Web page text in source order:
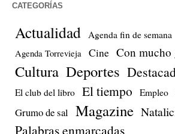
CATEGORÍAS
Actualidad Agenda fin de semana
Agenda Torrevieja Cine Con mucho
Cultura Deportes
El club del libro El tiempo Empleo
Grumo de sal Magazine
Palabras enmarcadas